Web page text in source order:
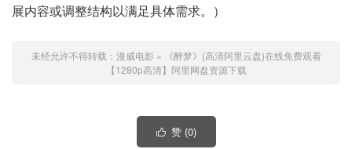
展内容或调整结构以满足具体需求。）
未经允许不得转载： 漫威电影 »
《醉梦》(高清阿里云盘)在线免费观看
【1280p高清】阿里网盘资源下载
 赞 (0)